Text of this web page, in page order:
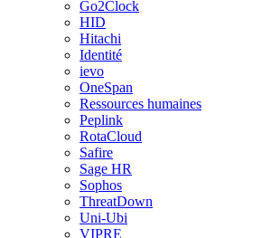
Go2Clock
HID
Hitachi
Identité
ievo
OneSpan
Ressources humaines
Peplink
RotaCloud
Safire
Sage HR
Sophos
ThreatDown
Uni-Ubi
VIPRE